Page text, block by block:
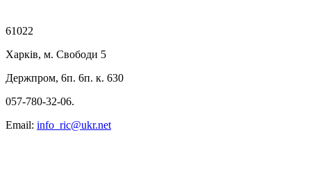
61022
Харків, м. Свободи 5
Держпром, 6п. 6п. к. 630
057-780-32-06.
Email: info_ric@ukr.net